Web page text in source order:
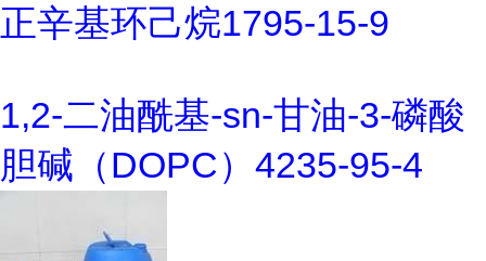
正辛基环己烷1795-15-9
1,2-二油酰基-sn-甘油-3-磷酸
胆碱（DOPC）4235-95-4